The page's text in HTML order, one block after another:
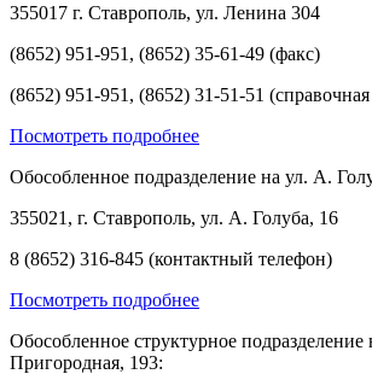
355017 г. Ставрополь, ул. Ленина 304
(8652) 951-951, (8652) 35-61-49 (факс)
(8652) 951-951, (8652) 31-51-51
Посмотреть подробнее
Обособленное подразделение на ул. А.
355021, г. Ставрополь, ул. А. Голуба, 16
8 (8652) 316-845 (контактный телефон)
Посмотреть подробнее
Обособленное структурное подразделение
Пригородная, 193: